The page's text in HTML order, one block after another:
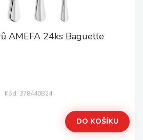
AMEFA 24ks Baguette
Kód: 378440B24
DO KOŠÍKU